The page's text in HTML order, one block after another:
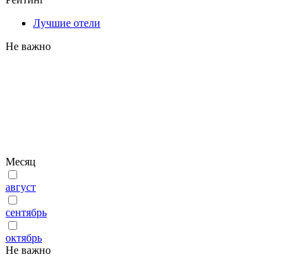
Лучшие отели
Не важно
Месяц
август
сентябрь
октябрь
Не важно